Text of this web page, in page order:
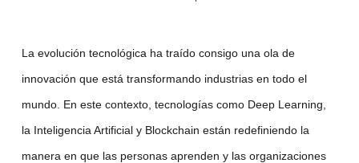
La evolución tecnológica ha traído consigo una ola de
innovación que está transformando industrias en todo el
mundo. En este contexto, tecnologías como Deep Learning
la Inteligencia Artificialy Blockchain están redefiniendo la
manera en que las personas aprenden y las organizaciones